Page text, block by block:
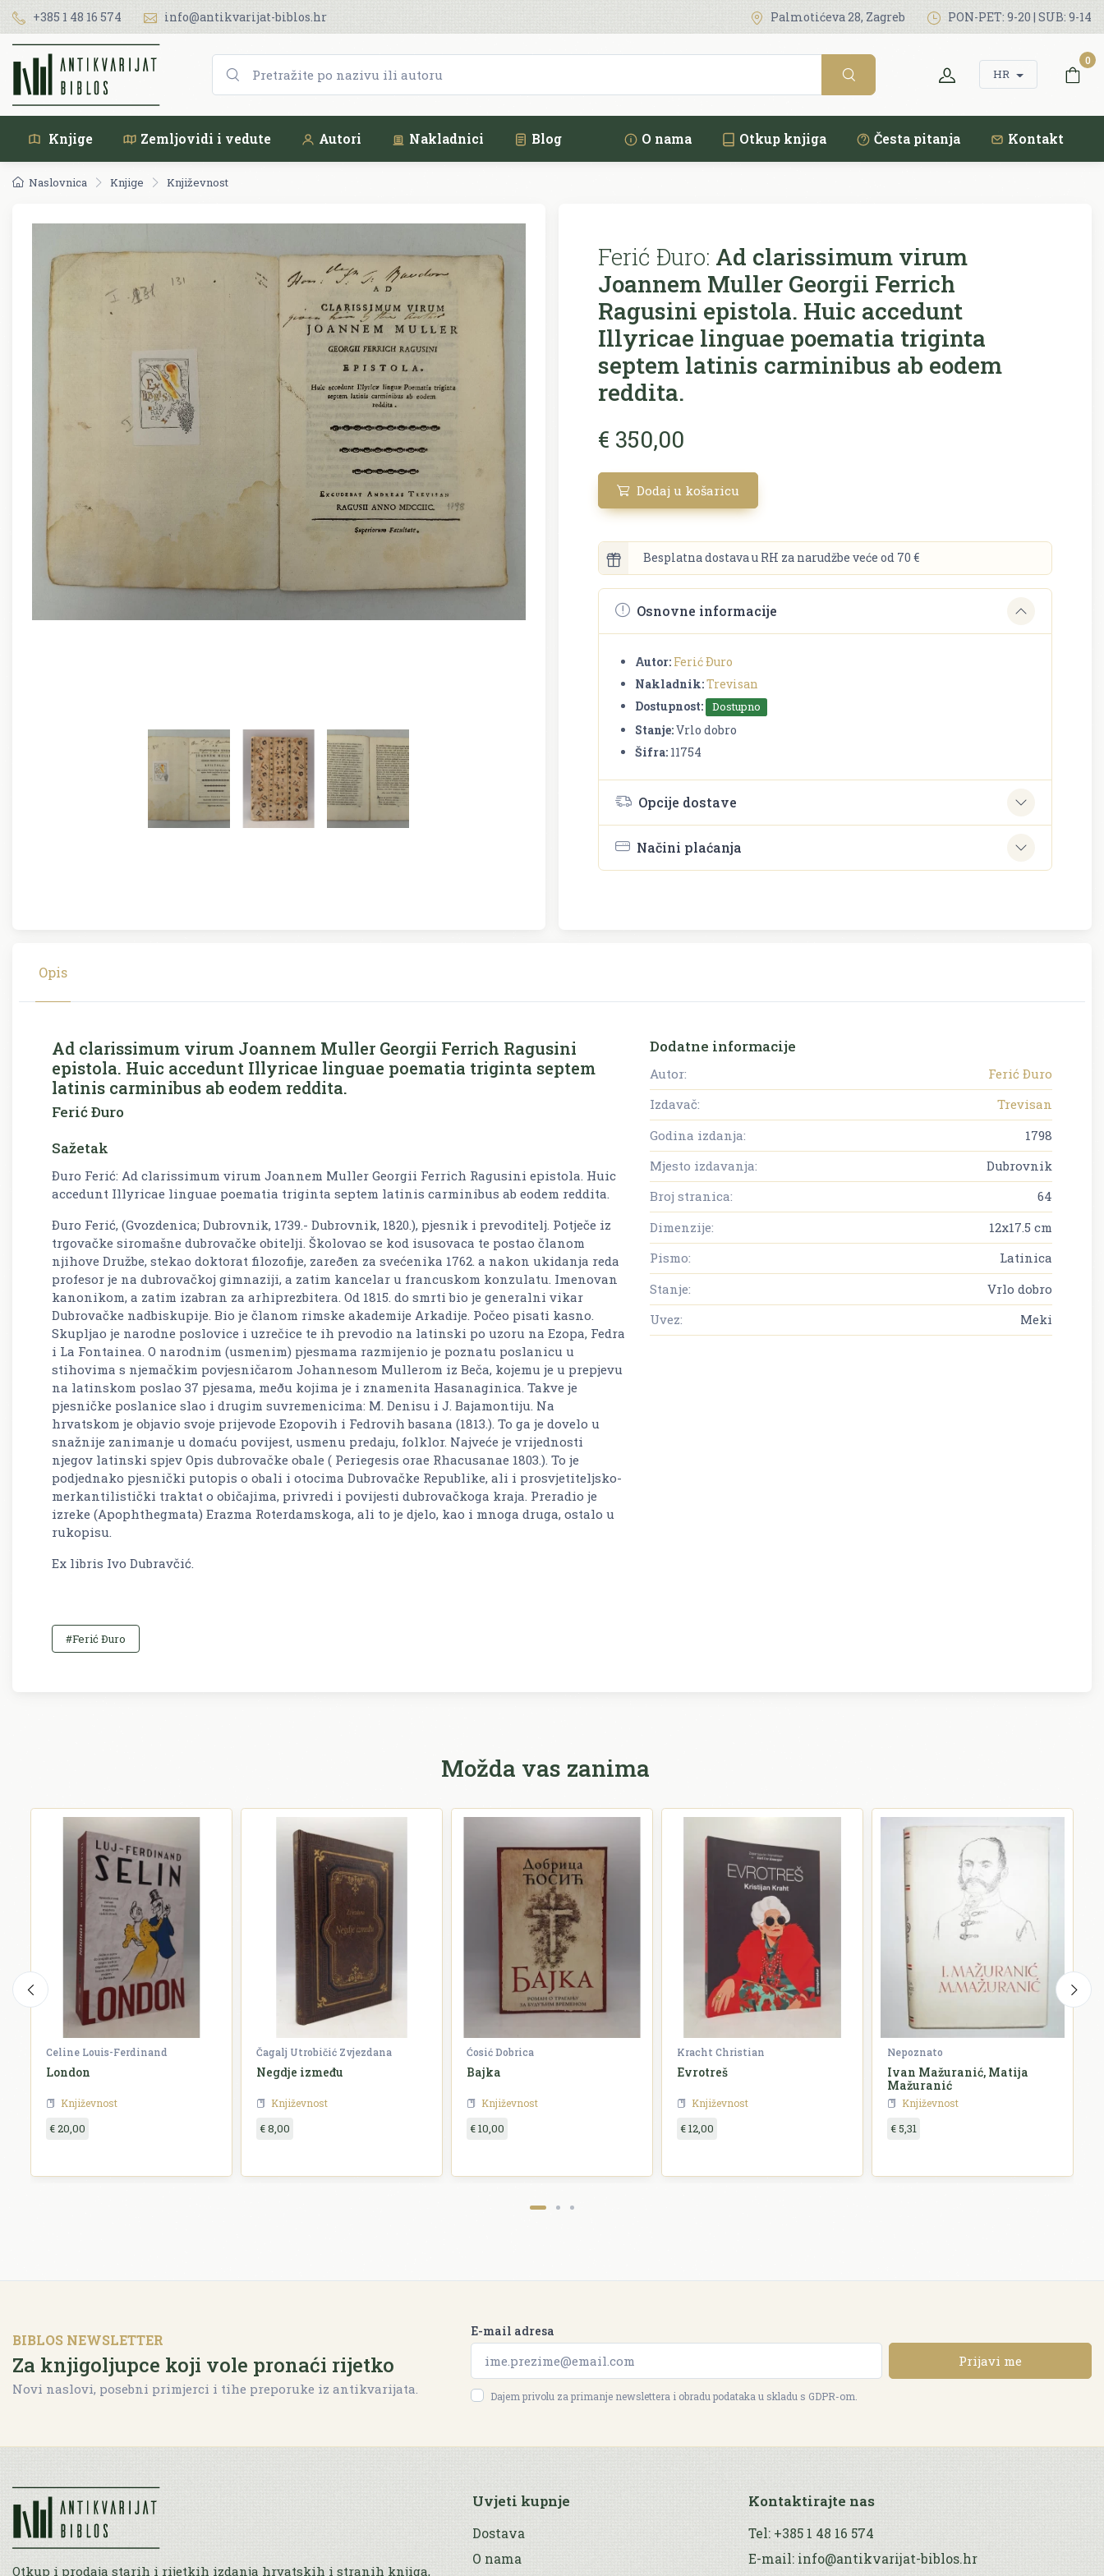
+385 1 48 16 574 info@antikvarijat-biblos.hr Palmotićeva 28, Zagreb PON-PET: 9-20 | SUB: 9-14
HR
0
Knjige Zemljovidi i vedute Autori Nakladnici Blog O nama Otkup knjiga Česta pitanja Kontakt
Naslovnica Knjige Književnost
Ferić Ðuro: Ad clarissimum virum
Joannem Muller Georgii Ferrich
Ragusini epistola. Huic accedunt
Illyricae linguae poematia triginta
septem latinis carminibus ab eodem
reddita.
€ 350,00
Dodaj u košaricu
Besplatna dostava u RH za narudžbe veće od 70 €
Osnovne informacije
Autor: Ferić Ðuro
Nakladnik:Trevisan
Dostupnost:
Dostupno
Stanje:Vrlo dobro
Šifra: 11754
Opcije dostave
Načini plaćanja
Opis
Ad clarissimum virum Joannem Muller Georgii Ferrich Ragusini
epistola. Huic accedunt Illyricae linguae poematia triginta septem
latinis carminibus ab eodem reddita.
Ferić Ðuro
Sažetak
Ðuro Ferić: Ad clarissimum virum Joannem Muller Georgii Ferrich Ragusini epistola. Huic
accedunt Illyricae linguae poematia triginta septem latinis carminibus ab eodem reddita.
Ðuro Ferić, (Gvozdenica; Dubrovnik, 1739.- Dubrovnik, 1820.), pjesnik i prevoditelj. Potječe iz
trgovačke siromašne dubrovačke obitelji. Školovao se kod isusovaca te postao članom
njihove Družbe, stekao doktorat filozofije, zareðen za svećenika 1762. a nakon ukidanja reda
profesor je na dubrovačkoj gimnaziji, a zatim kancelar u francuskom konzulatu. Imenovan
kanonikom, a zatim izabran za arhiprezbitera. Od 1815. do smrti bio je generalni vikar
Dubrovačke nadbiskupije. Bio je članom rimske akademije Arkadije. Počeo pisati kasno.
Skupljao je narodne poslovice i uzrečice te ih prevodio na latinski po uzoru na Ezopa, Fedra
i La Fontainea. O narodnim (usmenim) pjesmama razmijenio je poznatu poslanicu u
stihovima s njemačkim povjesničarom Johannesom Mullerom iz Beča, kojemu je u prepjevu
na latinskom poslao 37 pjesama, meðu kojima je i znamenita Hasanaginica . Takve je
pjesničke poslanice slao i drugim suvremenicima: M. Denisu i J. Bajamontiju. Na
hrvatskom je objavio svoje prijevode Ezopovih i Fedrovih basana (1813.). To ga je dovelo u
snažnije zanimanje u domaću povijest, usmenu predaju, folklor. Najveće je vrijednosti
njegov latinski spjev Opis dubrovačke obale ( Periegesis orae Rhacusanae 1803 .). To je
podjednako pjesnički putopis o obali i otocima Dubrovačke Republike, ali i prosvjetiteljsko-
merkantilistički traktat o običajima, privredi i povijesti dubrovačkoga kraja. Preradio je
izreke (Apophthegmata) Erazma Roterdamskoga, ali to je djelo, kao i mnoga druga, ostalo u
rukopisu.
Ex libris Ivo Dubravčić.
#Ferić Ðuro
Dodatne informacije
Autor:
Ferić Ðuro
Izdavač:
Trevisan
Godina izdanja:
1798
Mjesto izdavanja:
Dubrovnik
Broj stranica:
64
Dimenzije:
12x17.5 cm
Pismo:
Latinica
Stanje:
Vrlo dobro
Uvez:
Meki
Možda vas zanima
Celine Louis-Ferdinand
London
Književnost
€ 20,00
Čagalj Utrobičić Zvjezdana
Negdje između
Književnost
€ 8,00
Ćosić Dobrica
Bajka
Književnost
€ 10,00
Kracht Christian
Evrotreš
Književnost
€ 12,00
Nepoznato
Ivan Mažuranić, Matija
Mažuranić
Književnost
€ 5,31
BIBLOS NEWSLETTER
Za knjigoljupce koji vole pronaći rijetko
Novi naslovi, posebni primjerci i tihe preporuke iz antikvarijata.
E-mail adresa
Prijavi me
Dajem privolu za primanje newslettera i obradu podataka u skladu s GDPR-om.
Otkup i prodaja starih i rijetkih izdanja hrvatskih i stranih knjiga,
Uvjeti kupnje
Dostava
O nama
Kontaktirajte nas
Tel: +385 1 48 16 574
E-mail: info@antikvarijat-biblos.hr